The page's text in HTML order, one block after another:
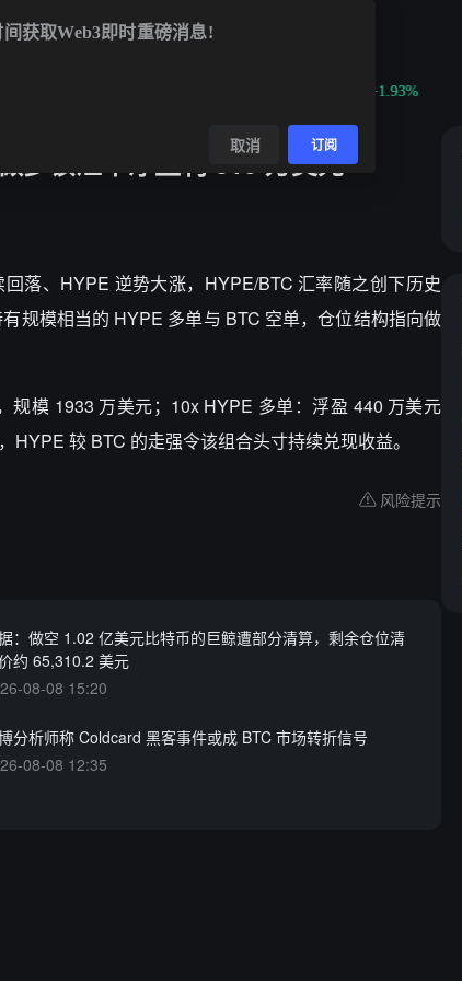
+1.93%
多该汇率净盈利 310 万美元
落、HYPE 逆势大涨，HYPE/BTC 汇率随之创下历史
规模相当的 HYPE 多单与 BTC 空单，仓位结构指向做
模 1933 万美元；10x HYPE 多单：浮盈 440 万美元
HYPE 较 BTC 的走强令该组合头寸持续兑现收益。
风险提示
：做空 1.02 亿美元比特币的巨鲸遭部分清算，剩余仓位清
约 65,310.2 美元
08-08 15:20
分析师称 Coldcard 黑客事件或成 BTC 市场转折信号
08-08 12:35
间获取Web3即时重磅消息!
取消 订阅